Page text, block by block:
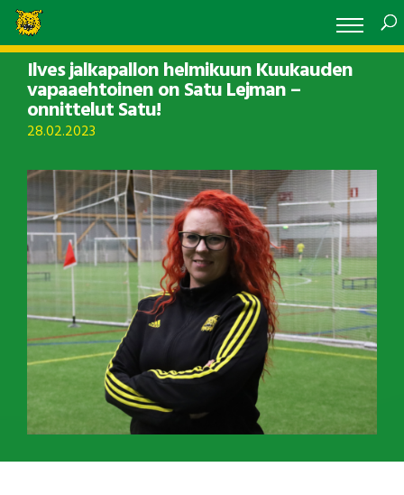
Ilves jalkapallon helmikuun Kuukauden
vapaaehtoinen on Satu Lejman –
onnittelut Satu!
28.02.2023